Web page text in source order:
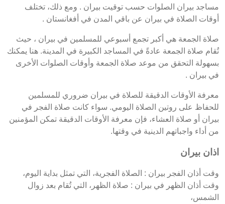
مساجد بيران الصلوات حسب توقيت بيران . ومع ذلك، تختلف
أوقات الصلاة في بيران عن باقي المدن في أفغانستان .
صلاة الجمعة هي أكبر تجمع أسبوعي للمسلمين في بيران ، حيث
تُقام صلاة الجمعة عادةً في المساجد الكبيرة في المدينة. هنا يمكنك
بسهولة التحقق من موعد صلاة الجمعة وأوقات الصلوات الأخرى
في بيران .
معرفة الأوقات الدقيقة للصلاة في بيران ضروري للمسلمين
للحفاظ على روتين الصلاة اليومي. سواء كانت صلاة الفجر في
بيران أو صلاة العشاء، فإن معرفة الأوقات الدقيقة تمكن المؤمنين
من أداء واجباتهم الدينية في وقتها.
اذان بيران
وقت أذان الفجر بيران : الصلاة الفجرية، التي تمثل بداية اليوم،
وقت أذان الظهر في بيران : صلاة الظهر، التي تُقام بعد زوال
الشمس،